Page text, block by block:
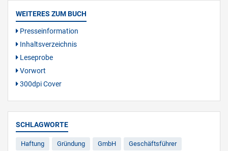
WEITERES ZUM BUCH
Presseinformation
Inhaltsverzeichnis
Leseprobe
Vorwort
300dpi Cover
SCHLAGWORTE
Haftung Gründung GmbH Geschäftsführer